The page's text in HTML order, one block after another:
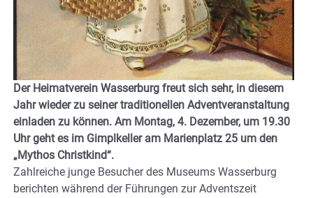
Der Heimatverein Wasserburg freut sich sehr, in diesem
Jahr wieder zu seiner traditionellen Adventveranstaltung
einladen zu können. Am Montag, 4. Dezember, um 19.30
Uhr geht es im Gimplkeller am Marienplatz 25 um den
„Mythos Christkind“.
Zahlreiche junge Besucher des Museums Wasserburg
berichten während der Führungen zur Adventszeit